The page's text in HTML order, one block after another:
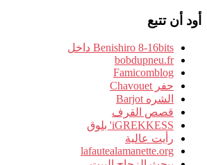
أود أن تتبع
Benishiro 8-16bits داخل
bobdupneu.fr
Famicomblog
حفر Chavouet
الشره Barjot
قصص القرف
iGREKKESS' بلوق
رأيت عالية
lafautealamanette.org